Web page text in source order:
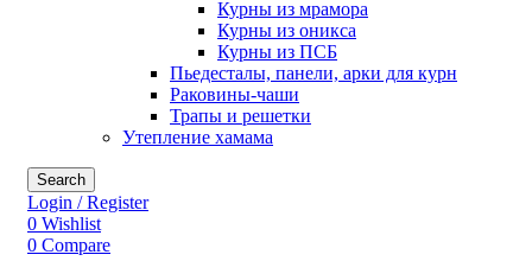
Курны из мрамора
Курны из оникса
Курны из ПСБ
Пьедесталы, панели, арки для курн
Раковины-чаши
Трапы и решетки
Утепление хамама
Search
Login / Register
0 Wishlist
0 Compare